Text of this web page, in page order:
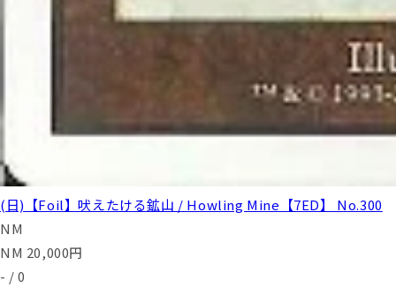
(日)【Foil】吠えたける鉱山 / Howling Mine【7ED】 No.300
NM
NM 20,000円
- / 0